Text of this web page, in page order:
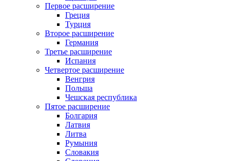
Первое расширение
Греция
Турция
Второе расширение
Германия
Третье расширение
Испания
Четвертое расширение
Венгрия
Польша
Чешская республика
Пятое расширение
Болгария
Латвия
Литва
Румыния
Словакия